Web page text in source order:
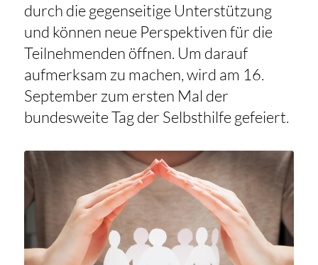
durch die gegenseitige Unterstützung
und können neue Perspektiven für die
Teilnehmenden öffnen. Um darauf
aufmerksam zu machen, wird am 16.
September zum ersten Mal der
bundesweite Tag der Selbsthilfe gefeiert.